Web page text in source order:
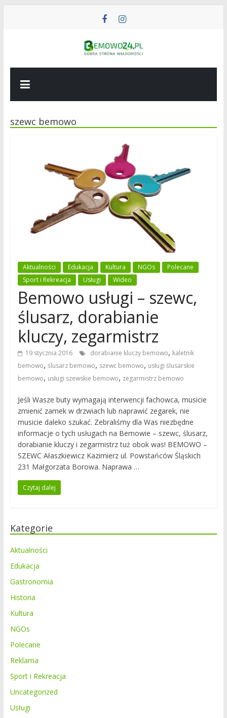
BEMOWO24
szewc bemowo
Aktualności Edukacja Kultura NGOs
Polecane
Sport i Rekreacja
Usługi Wideo
Bemowo usługi – szewc,
ślusarz, dorabianie
kluczy, zegarmistrz
19 stycznia 2016 dorabianie kluczy bemowo, kaletnik
bemowo, ślusarz bemowo, szewc bemowo, usługi ślusarskie
bemowo, usługi szewskie bemowo, zegarmistrz bemowo
Jeśli Wasze buty wymagają interwencji fachowca, musicie
zmienić zamek w drzwiach lub naprawić zegarek, nie
musicie daleko szukać. Zebraliśmy dla Was niezbędne
informacje o tych usługach na Bemowie – szewc, ślusarz,
dorabianie kluczy i zegarmistrz tuż obok was! BEMOWO –
SZEWC Ałaszkiewicz Kazimierz ul. Powstańców Śląskich
231 Małgorzata Borowa. Naprawa …
Czytaj dalej
Kategorie
Aktualności
Edukacja
Gastronomia
Historia
Kultura
NGOs
Polecane
Reklama
Sport i Rekreacja
Uncategorized
Usługi